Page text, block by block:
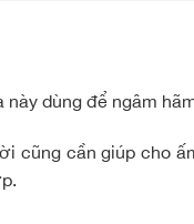
dùng để ngâm
cũng cần giúp cho
.